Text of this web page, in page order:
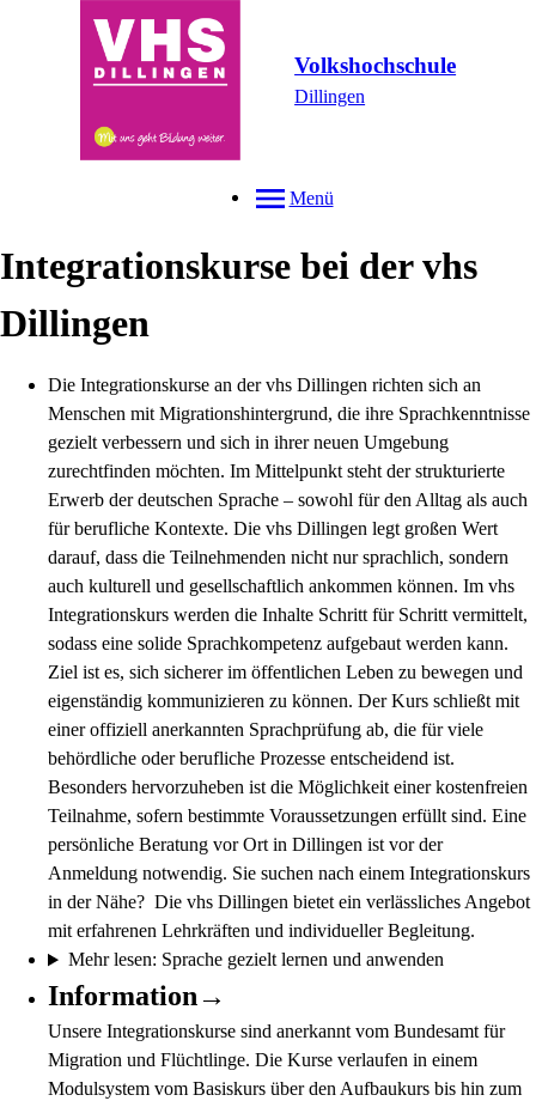
Volkshochschule
Dillingen
Menü
Integrationskurse bei der vhs
Dillingen
Die Integrationskurse an der vhs Dillingen richten sich an
Menschen mit Migrationshintergrund, die ihre Sprachkenntnisse
gezielt verbessern und sich in ihrer neuen Umgebung
zurechtfinden möchten. Im Mittelpunkt steht der strukturierte
Erwerb der deutschen Sprache – sowohl für den Alltag als auch
für berufliche Kontexte. Die vhs Dillingen legt großen Wert
darauf, dass die Teilnehmenden nicht nur sprachlich, sondern
auch kulturell und gesellschaftlich ankommen können. Im vhs
Integrationskurs werden die Inhalte Schritt für Schritt vermittelt,
sodass eine solide Sprachkompetenz aufgebaut werden kann.
Ziel ist es, sich sicherer im öffentlichen Leben zu bewegen und
eigenständig kommunizieren zu können. Der Kurs schließt mit
einer offiziell anerkannten Sprachprüfung ab, die für viele
behördliche oder berufliche Prozesse entscheidend ist.
Besonders hervorzuheben ist die Möglichkeit einer kostenfreien
Teilnahme, sofern bestimmte Voraussetzungen erfüllt sind. Eine
persönliche Beratung vor Ort in Dillingen ist vor der
Anmeldung notwendig. Sie suchen nach einem Integrationskurs
in der Nähe? Die vhs Dillingen bietet ein verlässliches Angebot
mit erfahrenen Lehrkräften und individueller Begleitung.
Mehr lesen: Sprache gezielt lernen und anwenden
Information→
Unsere Integrationskurse sind anerkannt vom Bundesamt für
Migration und Flüchtlinge. Die Kurse verlaufen in einem
Modulsystem vom Basiskurs über den Aufbaukurs bis hin zum